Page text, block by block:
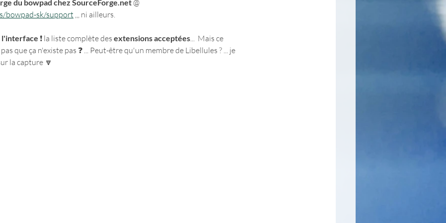
du bowpad chez SourceForge.net @
bowpad-sk/support ,,, ni ailleurs.
l'interface ❗️️ la liste complète des extensions acceptées...  Mais ce
que ça n'existe pas ❓ ... Peut-être qu'un membre de Libellules ? ... je
la capture 🔽